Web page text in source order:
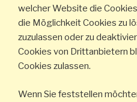
welcher Website die
die Möglichkeit Cookies zu
zuzulassen oder zu
Cookies von Drittanbietern
Cookies zulassen.
Wenn Sie feststellen